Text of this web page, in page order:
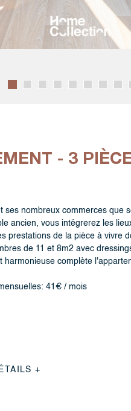
- 3
nombreux commerces que
ancien, vous intégrerez les
prestations de la pièce à vivre
de 11 et 8m2 avec
harmonieuse complète
41€ / mois
+